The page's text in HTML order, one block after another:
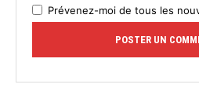
Prévenez-moi de tous les